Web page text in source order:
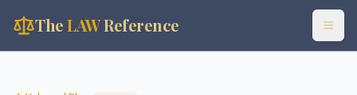
TheLAWReference